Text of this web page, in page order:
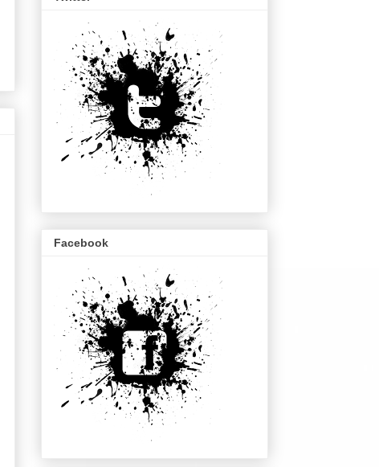
Facebook